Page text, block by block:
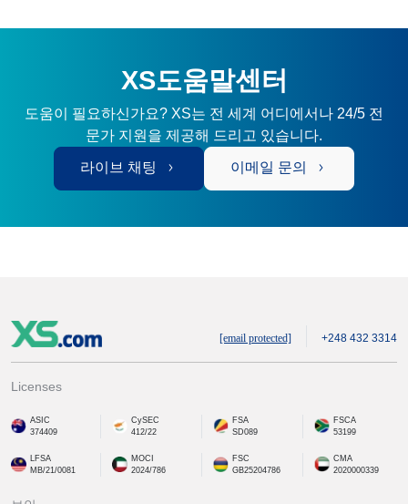
XS도움말센터
도움이 필요하신가요? XS는 전 세계 어디에서나 24/5 전
문가 지원을 제공해 드리고 있습니다.
라이브 채팅 이메일 문의
[email protected] +248 432 3314
Licenses
ASIC
374409
CySEC
412/22
FSA
SD089
FSCA
53199
LFSA
MB/21/0081
MOCI
2024/786
FSC
GB25204786
CMA
2020000339